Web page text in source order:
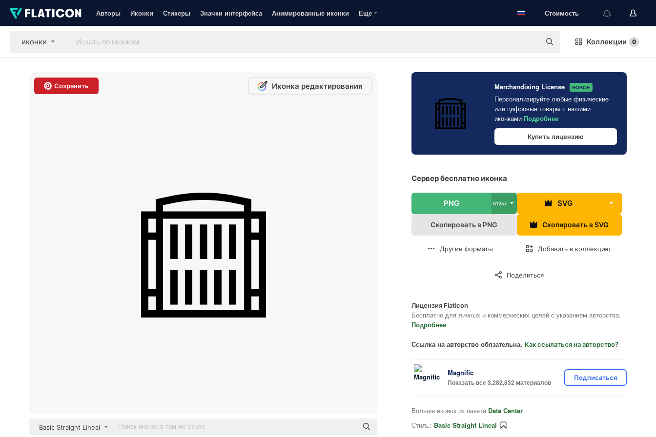
Авторы Иконки Стикеры Значки интерфейса Анимированные иконки Еще Стоимость
иконки Коллекции 0
Сохранить Иконка редактирования
Basic Straight Lineal
Merchandising License НОВОЕ
Персонализируйте любые физические
или цифровые товары с нашими
иконками Подробнее
Купить лицензию
Сервер бесплатно иконка
PNG 512px SVG
Скопировать в PNG Скопировать в SVG
Другие форматы Добавить в коллекцию
Поделиться
Лицензия Flaticon
Бесплатно для личных и коммерческих целей с указанием авторства.
Подробнее
Ссылка на авторство обязательна. Как ссылаться на авторство?
Magnific
Показать все 3,282,832 материалов
Подписаться
Больше иконок из пакета Data Center
Стиль: Basic Straight Lineal